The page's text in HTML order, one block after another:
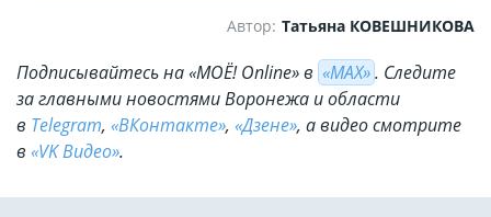
Автор: Татьяна КОВЕШНИКОВА
Подписывайтесь на «МОЁ! Online» в «МАХ». Cледите
за главными новостями Воронежа и области
в Telegram, «ВКонтакте», «Дзене», а видео смотрите
в «VK Видео».